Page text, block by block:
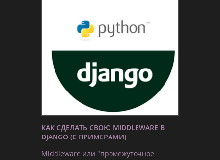
КАК СДЕЛАТЬ СВОЮ MIDDLEWARE В
DJANGO (С ПРИМЕРАМИ)
Middleware или "промежуточное